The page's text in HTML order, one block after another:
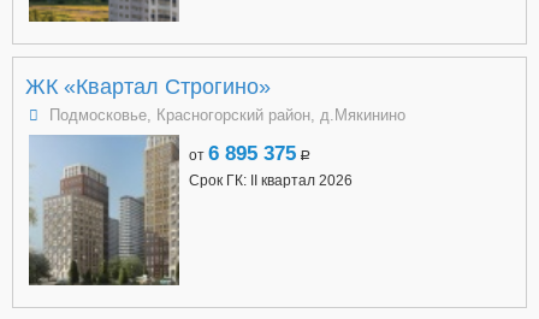
ЖК «Квартал Строгино»
Подмосковье, Красногорский район, д.Мякинино
от 6 895 375 a
Срок ГК: II квартал 2026